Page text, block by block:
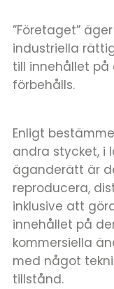
”Företaget”
industriella
till innehållet
förbehålls.
Enligt
andra stycket, i
äganderätt är
reproducera,
inklusive att
innehållet på
kommersiella
med något
tillstånd.